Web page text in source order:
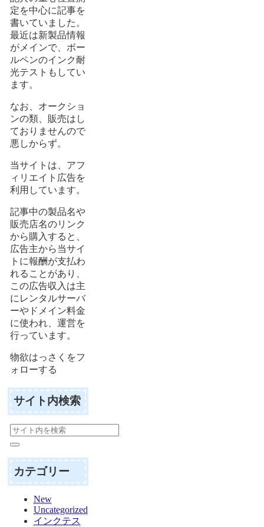
定を中心に記事を
書いていました。
最近は新製品情報
がメインで、ボー
ルペンのインク耐
光テストもしてい
ます。
なお、オークショ
ンの類、販売はし
ておりませんので
悪しからず。
当サイトは、アフ
ィリエイト広告を
利用しています。
記事中の製品名や
販売店名のリンク
から購入すると、
広告主から当サイ
トに報酬が支払わ
れることがあり、
この広告収入は主
にレンタルサーバ
ーやドメイン料金
に使われ、運営を
行っています。
物欲はっさくをフ
ォローする
サイト内検索
カテゴリー
New
Uncategorized
インクテス